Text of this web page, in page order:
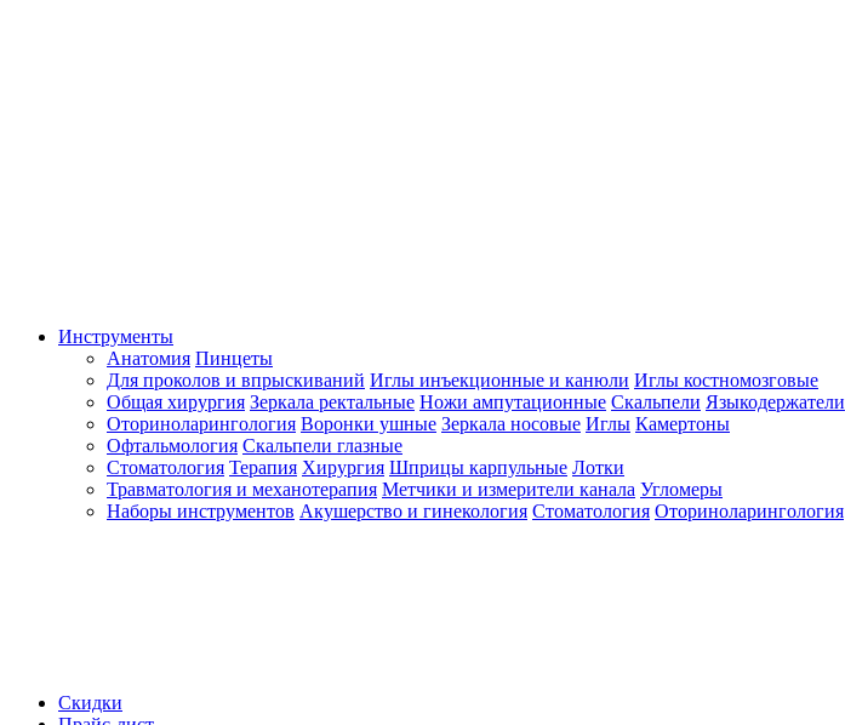
Инструменты
Анатомия Пинцеты
Для проколов и впрыскиваний Иглы инъекционные и канюли Иглы костномозговые
Общая хирургия Зеркала ректальные Ножи ампутационные Скальпели Языкодержатели
Оториноларингология Воронки ушные Зеркала носовые Иглы Камертоны
Офтальмология Скальпели глазные
Стоматология Терапия Хирургия Шприцы карпульные Лотки
Травматология и механотерапия Метчики и измерители канала Угломеры
Наборы инструментов Акушерство и гинекология Стоматология Оториноларингология
Скидки